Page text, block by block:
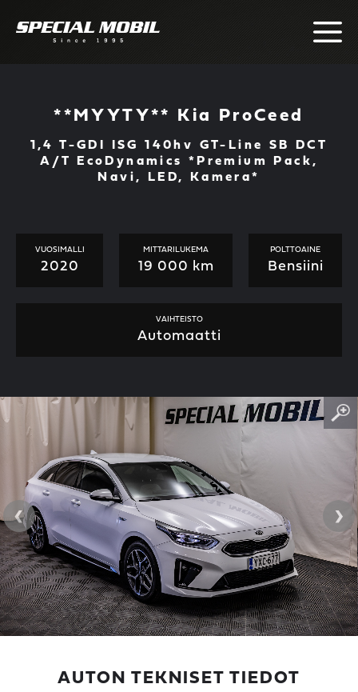
**MYYTY** Kia ProCeed
1,4 T-GDI ISG 140hv GT-Line SB DCT
A/T EcoDynamics *Premium Pack,
Navi, LED, Kamera*
VUOSIMALLI
2020
MITTARILUKEMA
19 000 km
POLTTOAINE
Bensiini
VAIHTEISTO
Automaatti
‹ ›
AUTON TEKNISET TIEDOT